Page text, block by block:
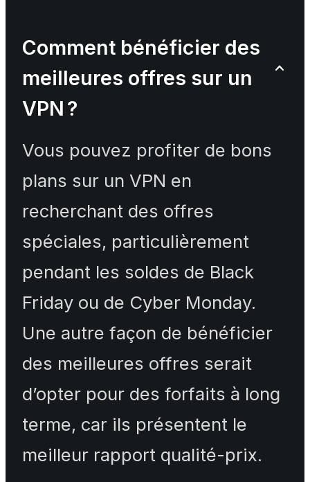
Comment bénéficier des
meilleures offres sur un
VPN ?
Vous pouvez profiter de bons
plans sur un VPN en
recherchant des offres
spéciales, particulièrement
pendant les soldes de Black
Friday ou de Cyber Monday.
Une autre façon de bénéficier
des meilleures offres serait
d’opter pour des forfaits à long
terme, car ils présentent le
meilleur rapport qualité-prix.